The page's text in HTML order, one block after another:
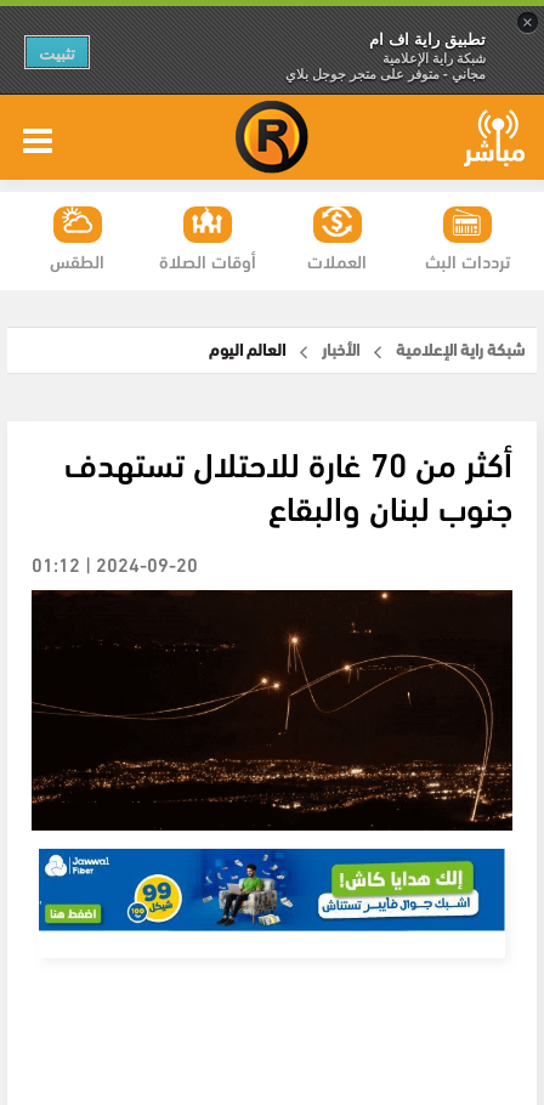
×
تطبيق راية اف ام
شبكة راية الإعلامية
مجاني - متوفر على متجر جوجل بلاي
تثبيت
الطقس أوقات الصلاة العملات ترددات البث
شبكة راية الإعلامية الأخبار العالم اليوم
أكثر من 70 غارة للاحتلال تستهدف
جنوب لبنان والبقاع
2024-09-20 | 01:12